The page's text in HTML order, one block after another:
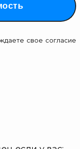
свое согласие